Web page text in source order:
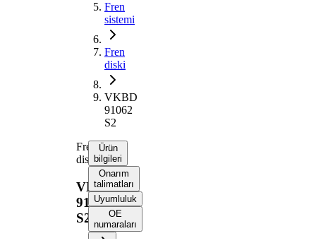
Fren
sistemi
Fren
diski
VKBD
91062
S2
Fren
diski
VKBD
91062
S2
Ürün
bilgileri
Onarım
talimatları
Uyumluluk
OE
numaraları